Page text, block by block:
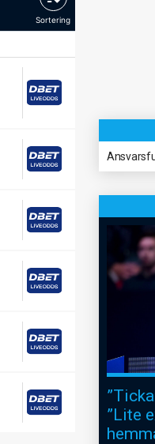
Sortering
”Lite